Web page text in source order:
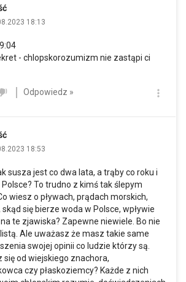
18:13
- chlopskorozumizm nie zastąpi ci
Odpowiedz »
18:53
susza jest co dwa lata, a trąby co roku i
To trudno z kimś tak ślepym
wiesz o pływach, prądach morskich,
się bierze woda w Polsce, wpływie
te zjawiska? Zapewne niewiele. Bo nie
Ale uważasz że masz takie same
swojej opinii co ludzie którzy są.
się od wiejskiego znachora,
czy płaskoziemcy? Każde z nich